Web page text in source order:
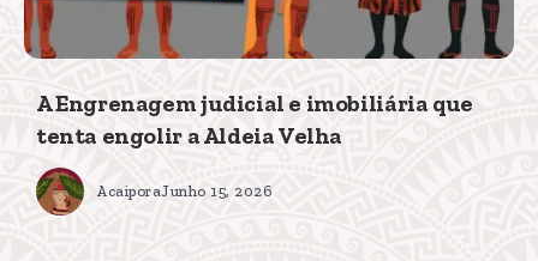
A Engrenagem judicial e imobiliária que
tenta engolir a Aldeia Velha
AcaiporaJunho 15, 2026